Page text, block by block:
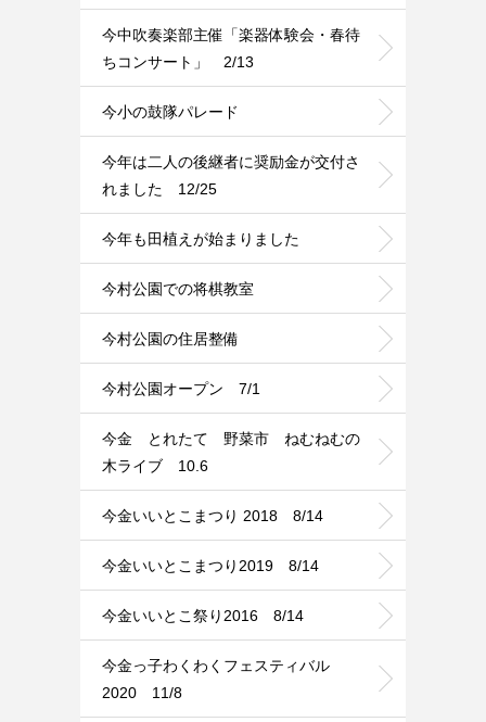
今中吹奏楽部主催「楽器体験会・春待
ちコンサート」 2/13
今小の鼓隊パレード
今年は二人の後継者に奨励金が交付さ
れました 12/25
今年も田植えが始まりました
今村公園での将棋教室
今村公園の住居整備
今村公園オープン 7/1
今金 とれたて 野菜市 ねむねむの
木ライブ 10.6
今金いいとこまつり 2018 8/14
今金いいとこまつり2019 8/14
今金いいとこ祭り2016 8/14
今金っ子わくわくフェスティバル
2020 11/8